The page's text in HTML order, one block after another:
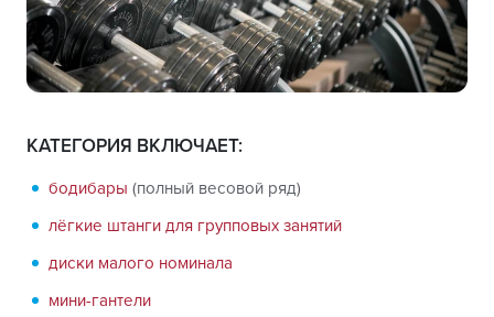
КАТЕГОРИЯ ВКЛЮЧАЕТ:
бодибары (полный весовой ряд)
лёгкие штанги для групповых занятий
диски малого номинала
мини-гантели